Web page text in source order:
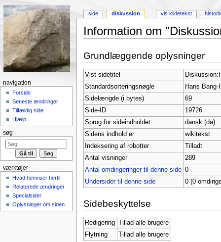
Information om
Grundlæggende oplysninger
Vist sidetitel
Standardsorteringsnøgle
Hans Bang-
Sidelængde (i bytes)
69
Side-ID
19726
Sprog for sideindholdet
dansk (da)
Sidens indhold er
wikitekst
Indeksering af robotter
Tilladt
Antal visninger
289
Antal omdirigeringer til denne side 0
Undersider til denne side
0 (0
Sidebeskyttelse
Redigering Tillad alle brugere
Flytning
Tillad alle brugere
side diskussion vis kildetekst
navigation
Forside
Seneste ændringer
Tilfældig side
Hjælp
søg
værktøjer
Hvad henviser hertil
Relaterede ændringer
Specialsider
Oplysninger om siden